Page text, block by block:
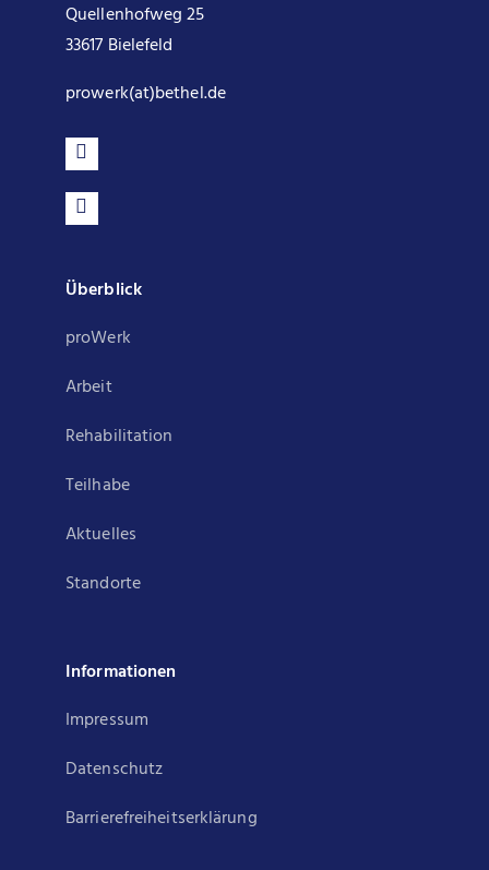
Quellenhofweg 25
33617 Bielefeld
prowerk(at)bethel.de
Überblick
proWerk
Arbeit
Rehabilitation
Teilhabe
Aktuelles
Standorte
Informationen
Impressum
Datenschutz
Barrierefreiheitserklärung